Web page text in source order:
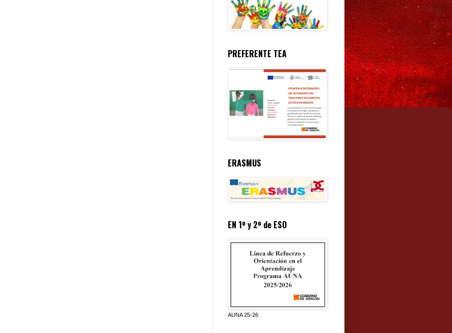
PREFERENTE TEA
ERASMUS
EN 1º y 2º de ESO
AUNA 25-26